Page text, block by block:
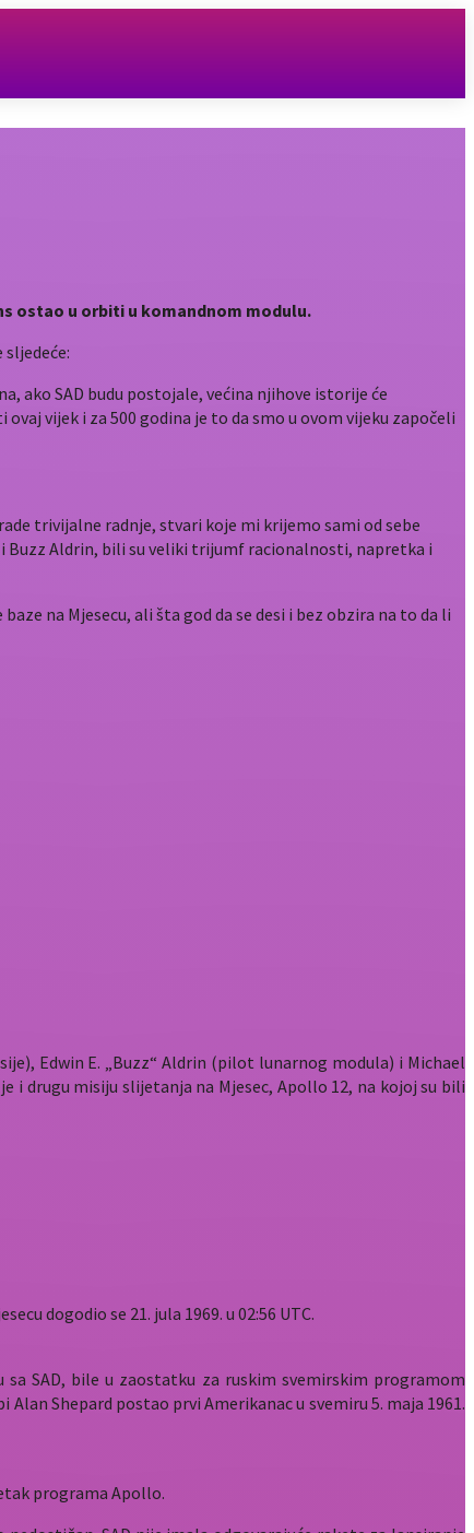
ostao u orbiti u komandnom modulu.
ako SAD budu postojale, većina njihove istorije će
vijek i za 500 godina je to da smo u ovom vijeku započeli
trivijalne radnje, stvari koje mi krijemo sami od sebe
Buzz Aldrin, bili su veliki trijumf racionalnosti, napretka i
na Mjesecu, ali šta god da se desi i bez obzira na to da li
Edwin E. „Buzz“ Aldrin (pilot lunarnog modula) i Michael
i drugu misiju slijetanja na Mjesec, Apollo 12, na kojoj su bili
dogodio se 21. jula 1969. u 02:56 UTC.
SAD, bile u zaostatku za ruskim svemirskim programom
Shepard postao prvi Amerikanac u svemiru 5. maja 1961.
programa Apollo.